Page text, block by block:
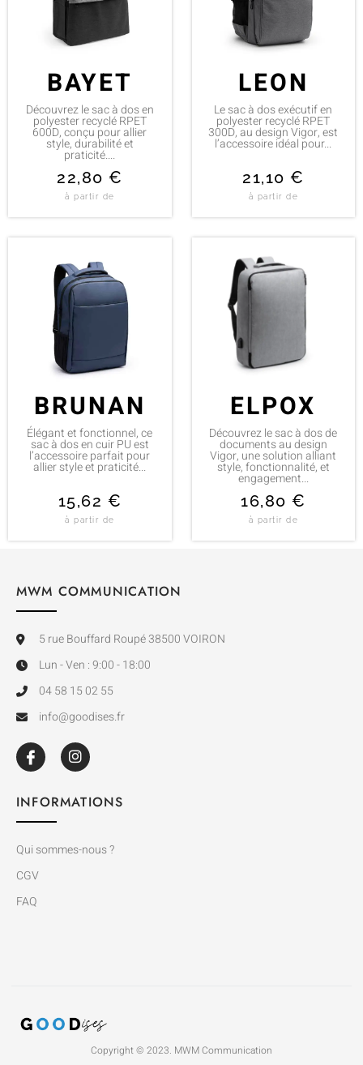
BAYET
Découvrez le sac à dos en
polyester recyclé RPET
600D, conçu pour allier
style, durabilité et
praticité....
22,80 €
à partir de
LEON
Le sac à dos exécutif en
polyester recyclé RPET
300D, au design Vigor, est
l’accessoire idéal pour...
21,10 €
à partir de
BRUNAN
Élégant et fonctionnel, ce
sac à dos en cuir PU est
l’accessoire parfait pour
allier style et praticité...
15,62 €
à partir de
ELPOX
Découvrez le sac à dos de
documents au design
Vigor, une solution alliant
style, fonctionnalité, et
engagement...
16,80 €
à partir de
MWM COMMUNICATION
5 rue Bouffard Roupé 38500 VOIRON
Lun - Ven : 9:00 - 18:00
04 58 15 02 55
info@goodises.fr
INFORMATIONS
Qui sommes-nous ?
CGV
FAQ
Copyright © 2023. MWM Communication